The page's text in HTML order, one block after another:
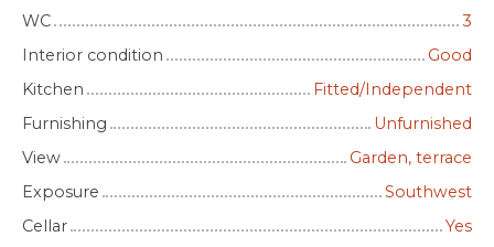
WC
3
Interior condition
Good
Kitchen
Fitted/Independent
Furnishing
Unfurnished
View
Garden, terrace
Exposure
Southwest
Cellar
Yes